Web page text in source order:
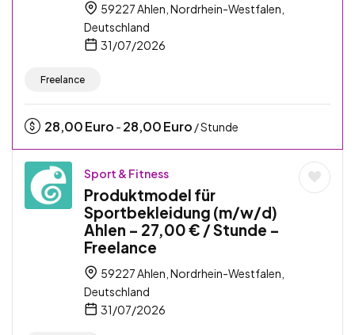
59227 Ahlen, Nordrhein-Westfalen,
Deutschland
31/07/2026
Freelance
28,00Euro - 28,00Euro / Stunde
Sport & Fitness
Produktmodel für
Sportbekleidung (m/w/d)
Ahlen – 27,00 € / Stunde –
Freelance
59227 Ahlen, Nordrhein-Westfalen,
Deutschland
31/07/2026